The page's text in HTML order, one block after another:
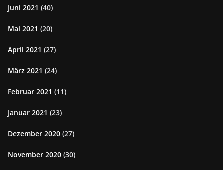
Juni 2021 (40)
Mai 2021 (20)
April 2021 (27)
März 2021 (24)
Februar 2021 (11)
Januar 2021 (23)
Dezember 2020 (27)
November 2020 (30)